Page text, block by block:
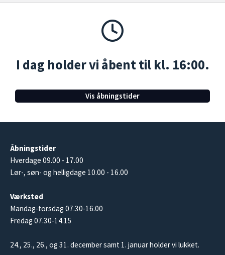
I dag holder vi åbent til kl. 16:00.
Vis åbningstider
Åbningstider
Hverdage 09.00 - 17.00
Lør-, søn- og helligdage 10.00 - 16.00
Værksted
Mandag-torsdag 07.30-16.00
Fredag 07.30-14.15
24., 25., 26., og 31. december samt 1. januar holder vi lukket.